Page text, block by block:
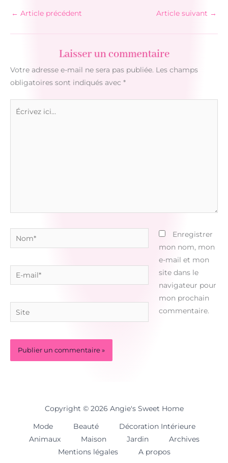
← Article précédent Article suivant →
Laisser un commentaire
Votre adresse e-mail ne sera pas publiée. Les champs
obligatoires sont indiqués avec *
Nom*
E-
mail*
Site
Enregistrer
mon nom, mon
e-mail et mon
site dans le
navigateur pour
mon prochain
commentaire.
Copyright © 2026 Angie's Sweet Home
Mode Beauté
Décoration Intérieure
Animaux
Maison Jardin
Archives
Mentions légales
A propos